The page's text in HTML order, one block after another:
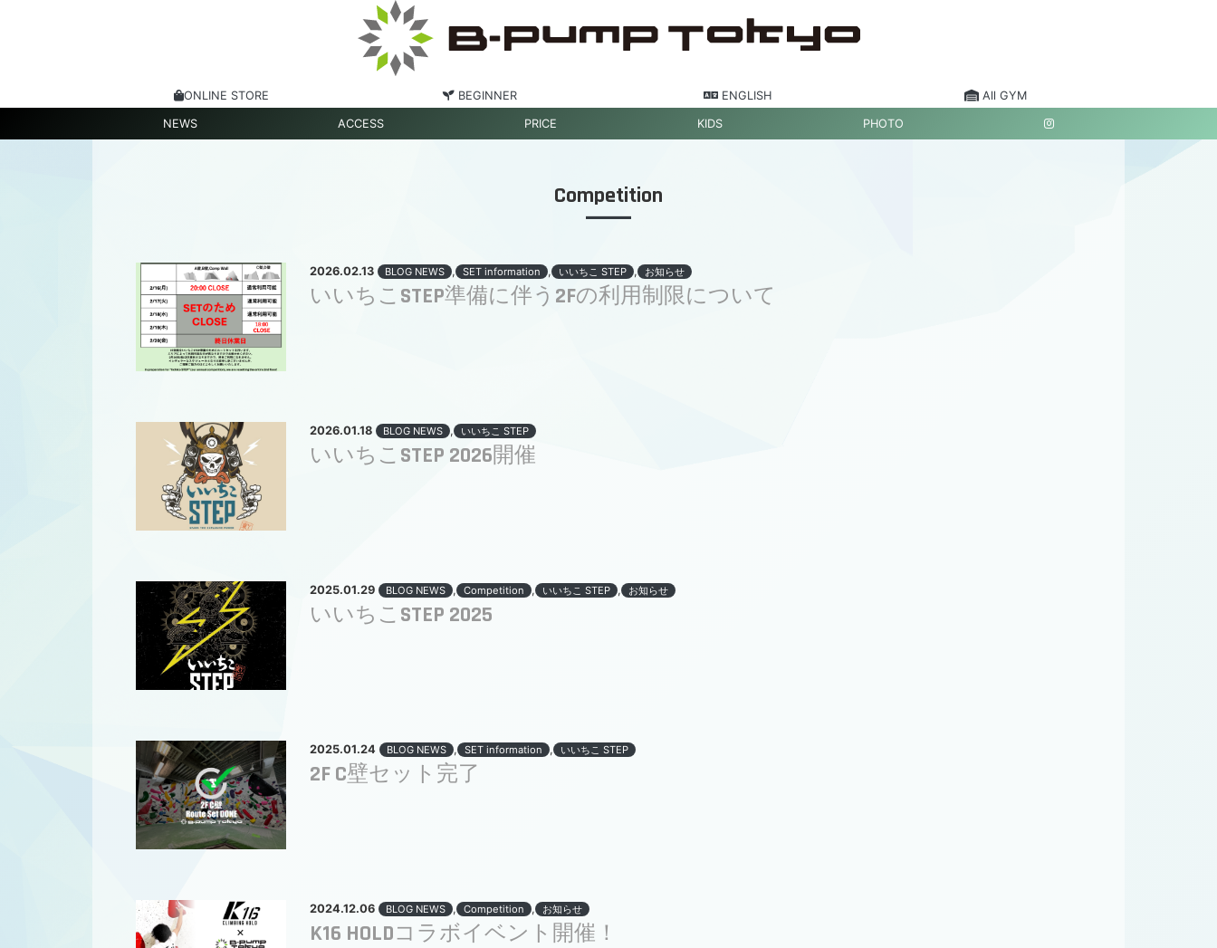
ONLINE STORE BEGINNER ENGLISH All GYM
NEWS ACCESS PRICE KIDS PHOTO
Competition
2026.02.13 BLOG NEWS , SET information , いいちこ STEP , お知らせ
いいちこSTEP準備に伴う2Fの利用制限について
2026.01.18 BLOG NEWS , いいちこ STEP
いいちこSTEP 2026開催
2025.01.29 BLOG NEWS , Competition , いいちこ STEP , お知らせ
いいちこSTEP 2025
2025.01.24 BLOG NEWS , SET information , いいちこ STEP
2F C壁セット完了
2024.12.06 BLOG NEWS , Competition , お知らせ
K16 HOLDコラボイベント開催！